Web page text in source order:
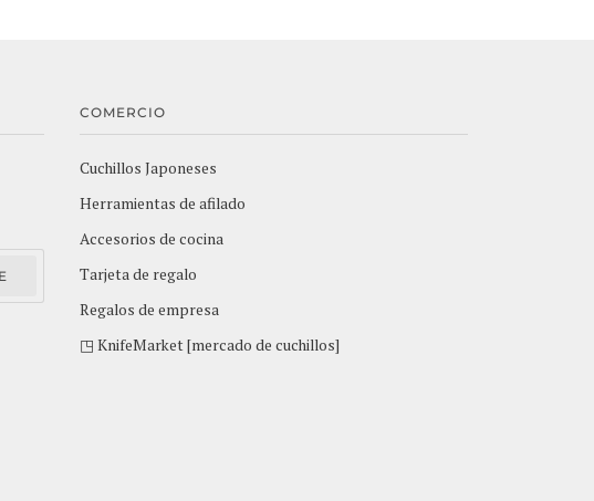
COMERCIO
Cuchillos Japoneses
Herramientas de afilado
Accesorios de cocina
Tarjeta de regalo
Regalos de empresa
◳ KnifeMarket [mercado de cuchillos]